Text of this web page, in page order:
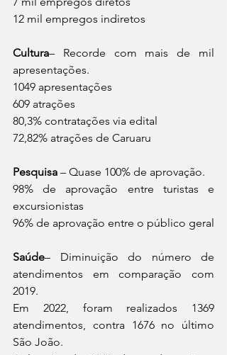
12 mil empregos indiretos
Cultura– Recorde com mais de mil
apresentações.
1049 apresentações
609 atrações
80,3% contratações via edital
72,82% atrações de Caruaru
Pesquisa – Quase 100% de aprovação.
98% de aprovação entre turistas e
excursionistas
96% de aprovação entre o público geral
Saúde– Diminuição do número de
atendimentos em comparação com
2019.
Em 2022, foram realizados 1369
atendimentos, contra 1676 no último
São João.